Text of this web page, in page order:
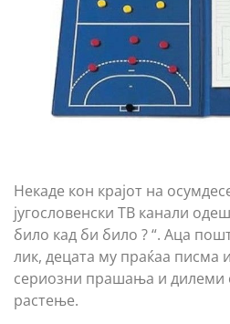
Некаде кон крајот на
југословенски ТВ канали
било кад би било ? “. Аца
лик, децата му праќаа писма
сериозни прашања и дилеми
растење.